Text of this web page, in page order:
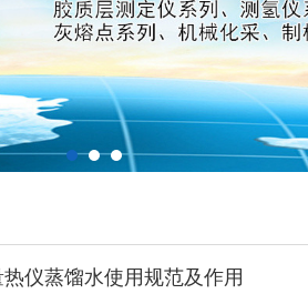
仪蒸馏水使用规范及作用